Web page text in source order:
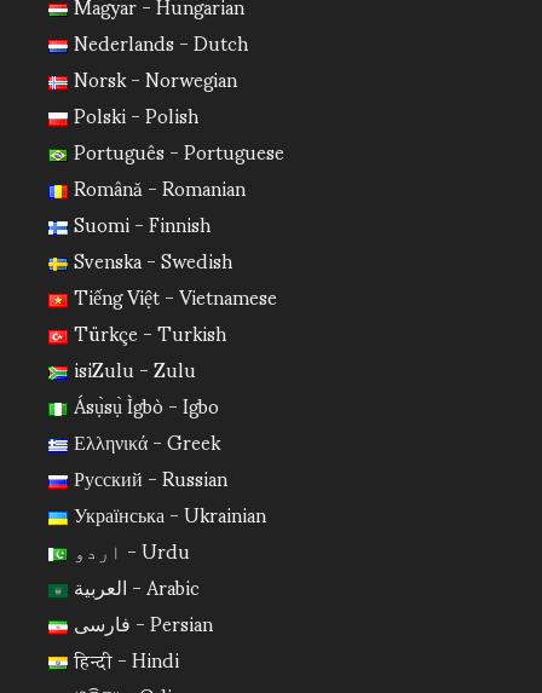
Nederlands - Dutch
Norsk - Norwegian
Polski - Polish
Português - Portuguese
Română - Romanian
Suomi - Finnish
Svenska - Swedish
Tiếng Việt - Vietnamese
Türkçe - Turkish
isiZulu - Zulu
Ásụ̀sụ̀ Ìgbò - Igbo
Ελληνικά - Greek
Русский - Russian
Українська - Ukrainian
اردو - Urdu
العربية - Arabic
فارسی - Persian
हिन्दी - Hindi